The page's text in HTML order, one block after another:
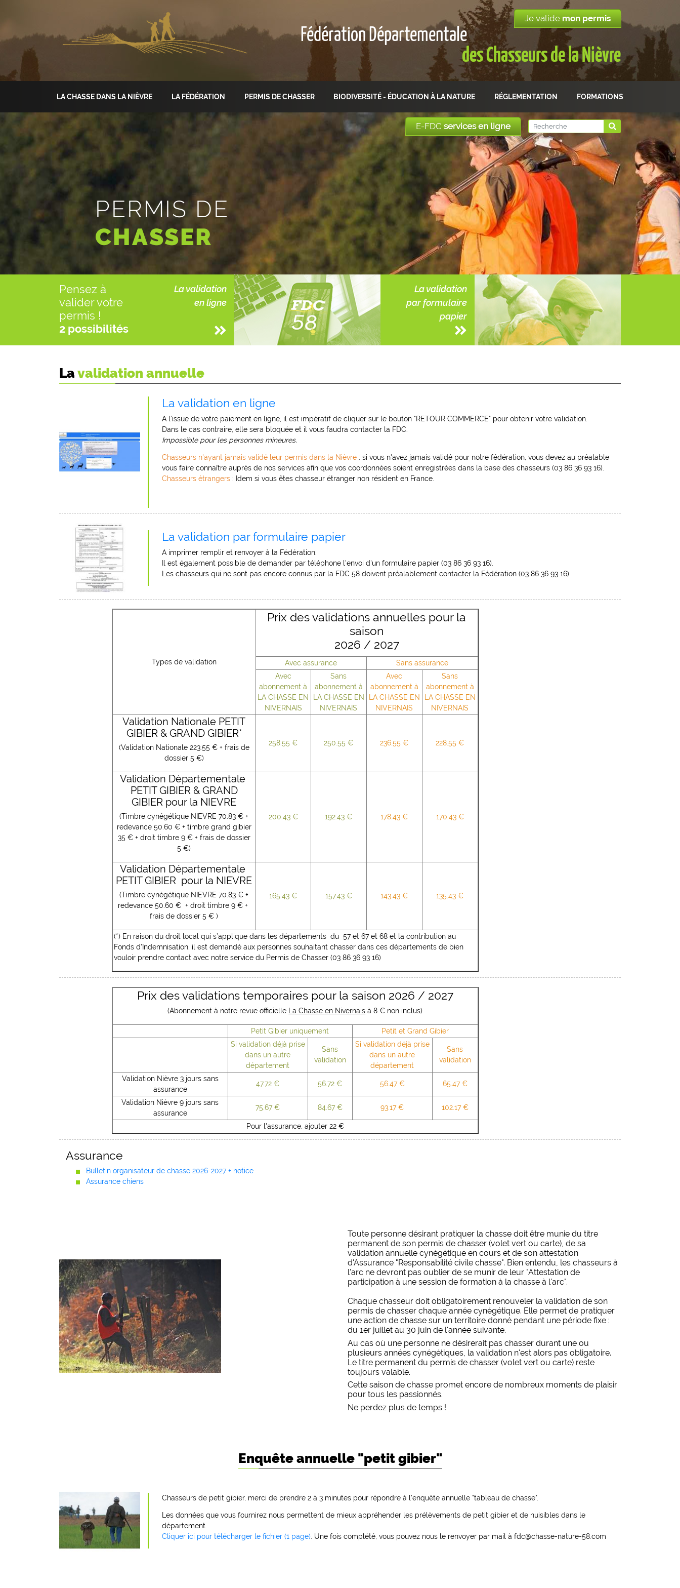
Je validemon permis
Fédération Départementale
des Chasseurs de la Nièvre
LA CHASSE DANS LA NIÈVRE LA FÉDÉRATION PERMIS DE CHASSER BIODIVERSITÉ - ÉDUCATION À LA NATURE RÉGLEMENTATION FORMATIONS
E-FDCservices en ligne
PERMIS DE
CHASSER
Pensez à
valider votre
permis !
2 possibilités
La validation
en ligne
La validation
par formulaire
papier
La validation annuelle
La validation en ligne
A l'issue de votre paiement en ligne, il est impératif de cliquer sur le bouton "RETOUR COMMERCE" pour obtenir votre validation.
Dans le cas contraire, elle sera bloquée et il vous faudra contacter la FDC.
Impossible pour les personnes mineures.
Chasseurs n'ayant jamais validé leur permis dans la Nièvre : si vous n'avez jamais validé pour notre fédération, vous devez au préalable
vous faire connaître auprès de nos services afin que vos coordonnées soient enregistrées dans la base des chasseurs (03 86 36 93 16).
Chasseurs étrangers : Idem si vous êtes chasseur étranger non résident en France.
La validation par formulaire papier
A imprimer remplir et renvoyer à la Fédération.
Il est également possible de demander par téléphone l'envoi d'un formulaire papier (03 86 36 93 16).
Les chasseurs qui ne sont pas encore connus par la FDC 58 doivent préalablement contacter la Fédération (03 86 36 93 16).
Types de validation
Prix des validations annuelles pour la
saison
2026 / 2027
Avec assurance
Sans assurance
Avec
abonnement à
LA CHASSE EN
NIVERNAIS
Sans
abonnement à
LA CHASSE EN
NIVERNAIS
Avec
abonnement à
LA CHASSE EN
NIVERNAIS
Sans
abonnement à
LA CHASSE EN
NIVERNAIS
Validation Nationale PETIT
GIBIER & GRAND GIBIER*
(Validation Nationale 223.55 € + frais de
dossier 5 €)
258.55 € 250.55 € 236.55 € 228.55 €
Validation Départementale
PETIT GIBIER & GRAND
GIBIER pour la NIEVRE
(Timbre cynégétique NIEVRE 70.83 € +
redevance 50.60 € + timbre grand gibier
35 € + droit timbre 9 € + frais de dossier
5 €)
200.43 € 192.43 € 178.43 € 170.43 €
Validation Départementale
PETIT GIBIER pour la NIEVRE
(Timbre cynégétique NIEVRE 70.83 € +
redevance 50.60 € + droit timbre 9 € +
frais de dossier 5 € )
165.43 € 157.43 € 143.43 € 135.43 €
(*) En raison du droit local qui s’applique dans les départements du 57 et 67 et 68 et la contribution au
Fonds d’Indemnisation, il est demandé aux personnes souhaitant chasser dans ces départements de bien
vouloir prendre contact avec notre service du Permis de Chasser (03 86 36 93 16)
Prix des validations temporaires pour la saison 2026 / 2027
(Abonnement à notre revue officielle La Chasse en Nivernais à 8 € non inclus)
Petit Gibier uniquement
Petit et Grand Gibier
Si validation déjà prise
dans un autre
département
Sans
validation
Si validation déjà prise
dans un autre
département
Sans
validation
Validation Nièvre 3 jours sans
assurance
47.72 € 56.72 € 56.47 € 65.47 €
Validation Nièvre 9 jours sans
assurance
75.67 € 84.67 € 93.17 € 102.17 €
Pour l'assurance, ajouter 22 €
Assurance
Bulletin organisateur de chasse 2026-2027 + notice
Assurance chiens
Toute personne désirant pratiquer la chasse doit être munie du titre
permanent de son permis de chasser (volet vert ou carte), de sa
validation annuelle cynégétique en cours et de son attestation
d'Assurance "Responsabilité civile chasse". Bien entendu, les chasseurs à
l'arc ne devront pas oublier de se munir de leur "Attestation de
participation à une session de formation à la chasse à l'arc".
Chaque chasseur doit obligatoirement renouveler la validation de son
permis de chasser chaque année cynégétique. Elle permet de pratiquer
une action de chasse sur un territoire donné pendant une période fixe :
du 1er juillet au 30 juin de l'année suivante.
Au cas où une personne ne désirerait pas chasser durant une ou
plusieurs années cynégétiques, la validation n'est alors pas obligatoire.
Le titre permanent du permis de chasser (volet vert ou carte) reste
toujours valable.
Cette saison de chasse promet encore de nombreux moments de plaisir
pour tous les passionnés.
Ne perdez plus de temps !
Enquête annuelle "petit gibier"
Chasseurs de petit gibier, merci de prendre 2 à 3 minutes pour répondre à l'enquête annuelle "tableau de chasse".
Les données que vous fournirez nous permettent de mieux appréhender les prélèvements de petit gibier et de nuisibles dans le
département.
Cliquer ici pour télécharger le fichier (1 page) . Une fois complété, vous pouvez nous le renvoyer par mail à fdc@chasse-nature-58.com